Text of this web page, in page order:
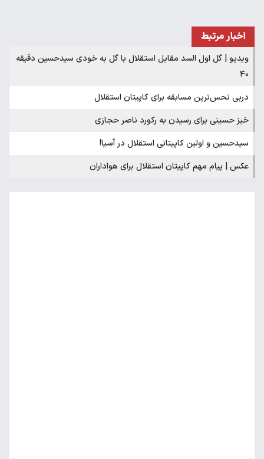
اخبار مرتبط
ویدیو | گل اول السد مقابل استقلال با گل به خودی سیدحسین دقیقه
۴۰
دربی نحس‌ترین مسابقه برای کاپیتان استقلال
خیز حسینی برای رسیدن به رکورد ناصر حجازی
سیدحسین و اولین کاپیتانی استقلال در آسیا!
عکس | پیام مهم کاپیتان استقلال برای هواداران